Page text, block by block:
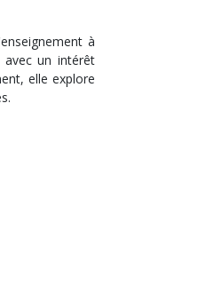
à
avec un intérêt
elle explore